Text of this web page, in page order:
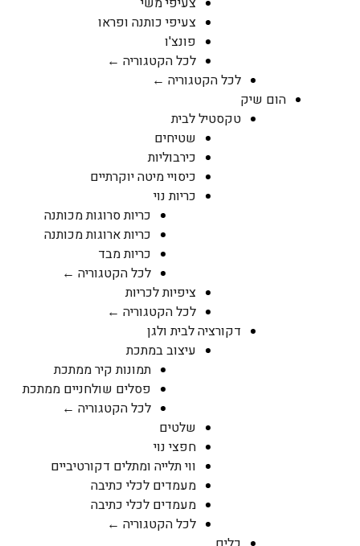
צעיפי כותנה ופראו
פונצ'ו
לכל הקטגוריה ←
לכל הקטגוריה ←
הום שיק
טקסטיל לבית
שטיחים
כירבוליות
כיסויי מיטה יוקרתיים
כריות נוי
כריות סרוגות מכותנה
כריות ארוגות מכותנה
כריות מבד
לכל הקטגוריה ←
ציפיות לכריות
לכל הקטגוריה ←
דקורציה לבית ולגן
עיצוב במתכת
תמונות קיר ממתכת
פסלים שולחניים ממתכת
לכל הקטגוריה ←
שלטים
חפצי נוי
ווי תלייה ומתלים דקורטיביים
מעמדים לכלי כתיבה
מעמדים לכלי כתיבה
לכל הקטגוריה ←